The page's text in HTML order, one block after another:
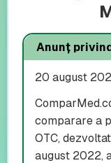
Anunț
20 august
comparare a
OTC,
august 2022,